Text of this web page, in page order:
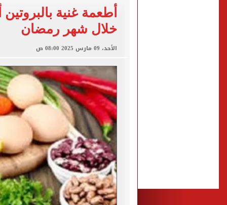
محمود حميدة يحتفل
إخلاء سبيل سائق أوبر
أطعمة غنية
خلال شهر رمضان
الأحد، 09 مارس 2025 08:00 ص